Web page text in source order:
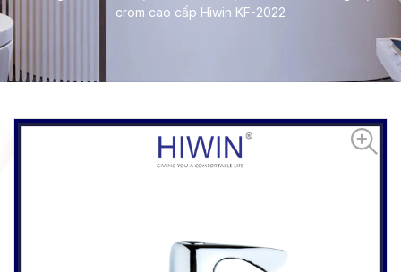
crom cao cấp Hiwin KF-2022